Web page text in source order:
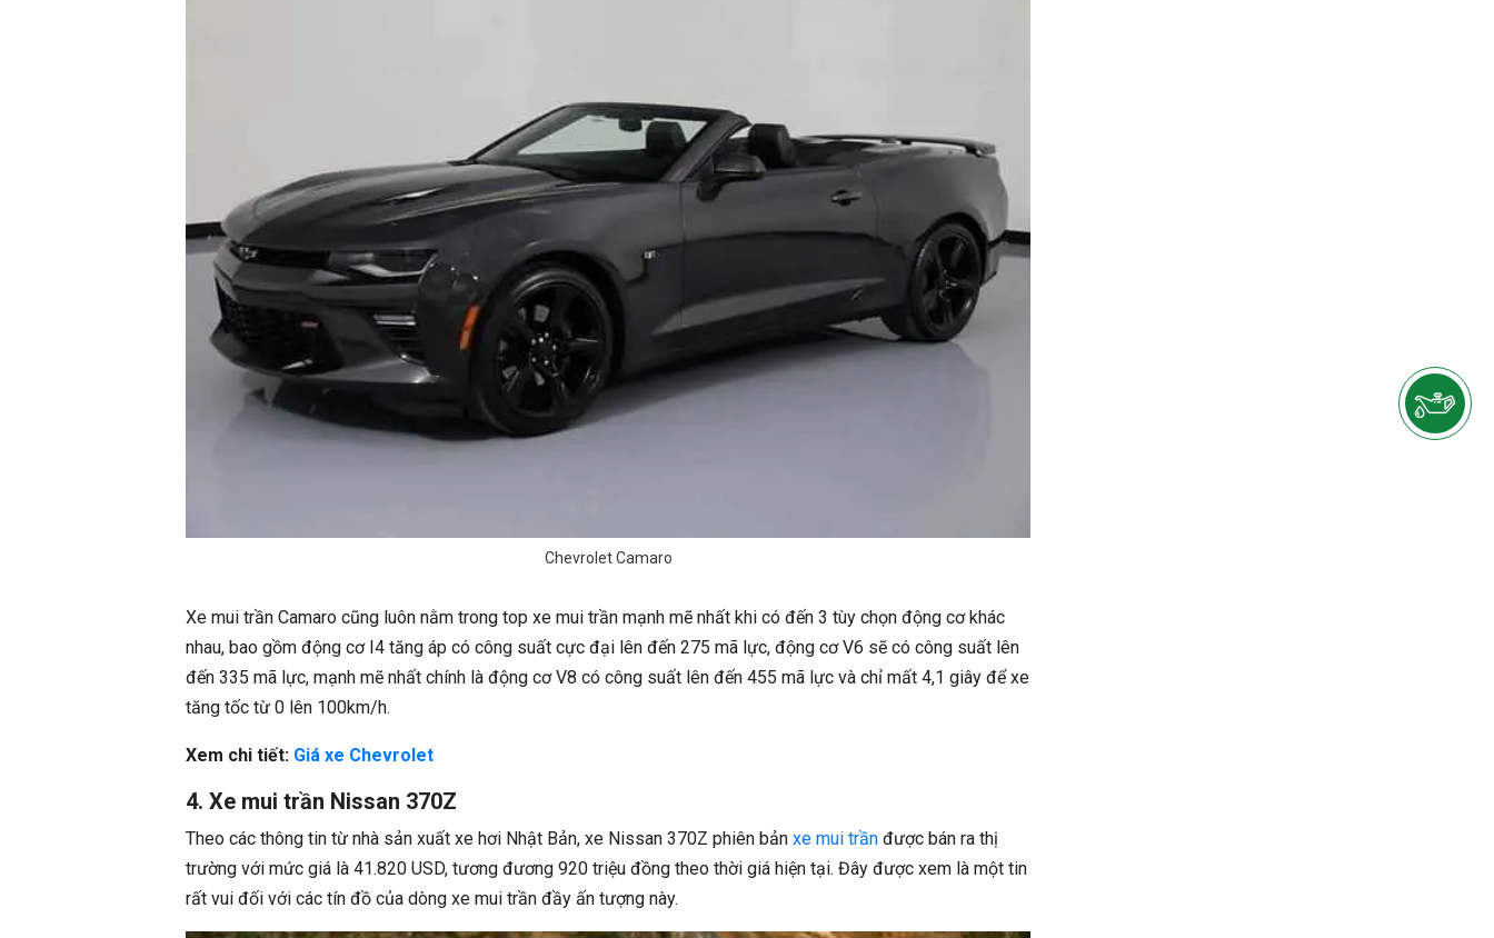
Chevrolet Camaro
Xe mui trần Camaro cũng luôn nằm trong top xe mui trần mạnh mẽ nhất khi có đến 3 tùy chọn động cơ khác
nhau, bao gồm động cơ I4 tăng áp có công suất cực đại lên đến 275 mã lực, động cơ V6 sẽ có công suất lên
đến 335 mã lực, mạnh mẽ nhất chính là động cơ V8 có công suất lên đến 455 mã lực và chỉ mất 4,1 giây để xe
tăng tốc từ 0 lên 100km/h.
Xem chi tiết: Giá xe Chevrolet
4. Xe mui trần Nissan 370Z
Theo các thông tin từ nhà sản xuất xe hơi Nhật Bản, xe Nissan 370Z phiên bản xe mui trần được bán ra thị
trường với mức giá là 41.820 USD, tương đương 920 triệu đồng theo thời giá hiện tại. Đây được xem là một tin
rất vui đối với các tín đồ của dòng xe mui trần đầy ấn tượng này.